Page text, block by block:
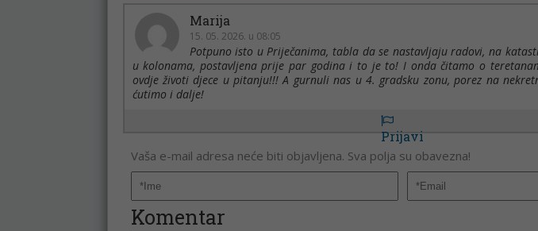
Marija
15. 05. 2026. u 08:05
Potpuno isto u Priječanima, tabla da se nastavljaju radovi, na
u kolonama, postavljena prije par godina i to je to! I onda čitamo o
ovdje životi djece u pitanju!!! A gurnuli nas u 4. gradsku zonu, porez na
ćutimo i dalje!
Prijavi
Vaša e-mail adresa neće biti objavljena. Sva polja su obavezna!
Komentar